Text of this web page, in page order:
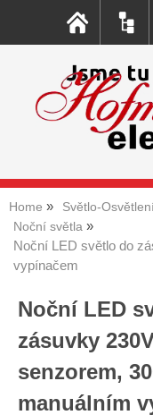
Home Světlo-
Noční světla
Noční LED světlo do
vypínačem
Noční LED
zásuvky
senzorem,
manuálním